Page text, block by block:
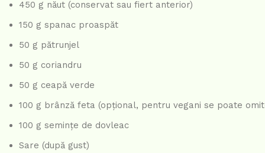
450 g năut (conservat sau fiert anterior)
150 g spanac proaspăt
50 g pătrunjel
50 g coriandru
50 g ceapă verde
100 g brânză feta (opțional, pentru vegani se poate
100 g semințe de dovleac
Sare (după gust)